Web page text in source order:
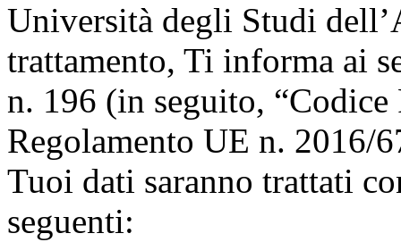
Università degli Studi
trattamento, Ti informa ai
n. 196 (in seguito, “Codice
Regolamento UE n. 2016/
Tuoi dati saranno trattati
seguenti: